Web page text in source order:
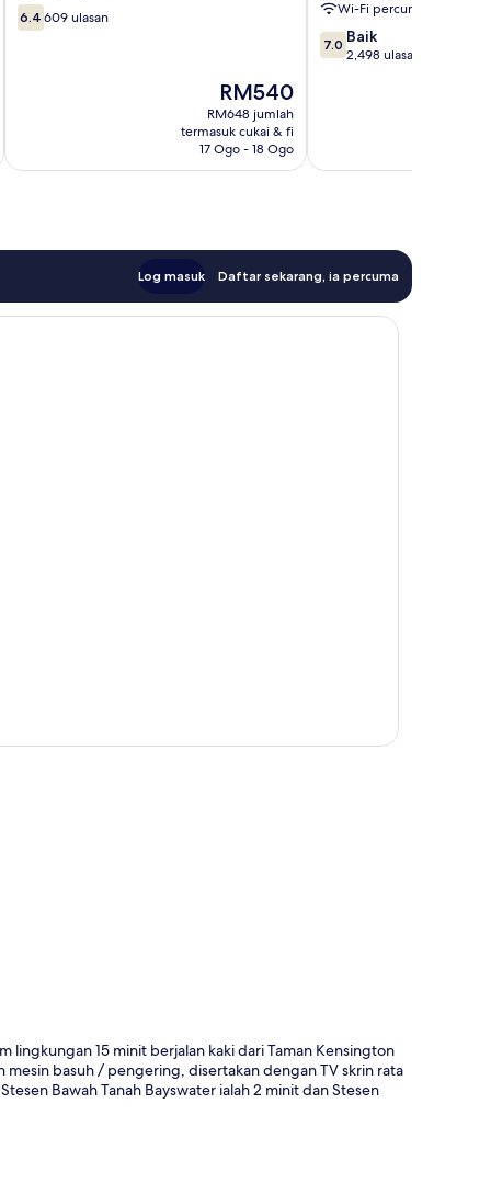
6.4
daripada
6.4 609 ulasan
Harga
ialah
RM540
RM540
RM648 jumlah
termasuk cukai & fi
17 Ogo - 18 Ogo
Wi-Fi percuma
7.0
daripada
7.0 Baik
2,498 ulasan
Log masuk Daftar sekarang, ia percuma
lingkungan 15 minit berjalan kaki dari Taman Kensington
basuh / pengering, disertakan dengan TV skrin rata
Bawah Tanah Bayswater ialah 2 minit dan Stesen